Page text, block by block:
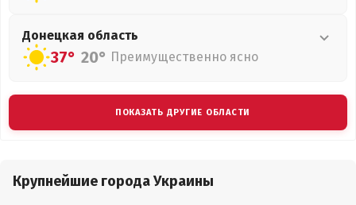
Донецкая область
37° 20° Преимущественно ясно
ПОКАЗАТЬ ДРУГИЕ ОБЛАСТИ
Крупнейшие города Украины